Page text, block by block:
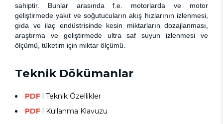
sahiptir. Bunlar arasında f.e. motorlarda ve motor
geliştirmede yakıt ve soğutucuların akış hızlarının izlenmesi,
gıda ve ilaç endüstrisinde kesin miktarların dozajlanması,
araştırma ve geliştirmede ultra saf suyun izlenmesi ve
ölçümü, tüketim için miktar ölçümü.
Teknik Dökümanlar
PDF l Teknik Özellikler
PDF l Kullanma Klavuzu